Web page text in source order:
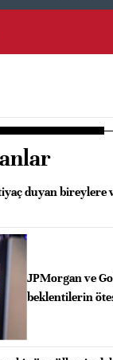
duyan bireylere
JPMorgan ve
beklentilerin